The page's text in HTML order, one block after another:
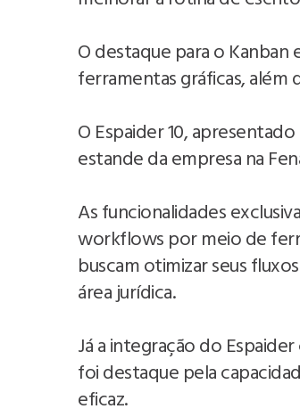
O destaque para o
ferramentas gráficas, além
O Espaider 10,
estande da empresa na
As funcionalidades
workflows por meio de
buscam otimizar seus
área jurídica.
Já a integração do
foi destaque pela
eficaz.